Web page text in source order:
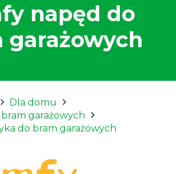
napęd do
garażowych
Dla domu
garażowych
do bram garażowych